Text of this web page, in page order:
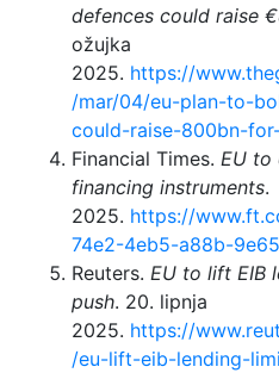
defences could raise
ožujka
2025. https://
/mar/04/eu-plan-to-
could-raise-800bn-
Financial Times. EU to
financing instruments.
2025. https://
74e2-4eb5-a88b-
Reuters. EU to lift EIB
push. 20. lipnja
2025. https://
/eu-lift-eib-lending-